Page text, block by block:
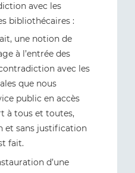
avec les
bibliothécaires :
une notion de
à l’entrée des
avec les
que nous
public en accès
à tous et toutes,
et sans justification
fait.
d’une